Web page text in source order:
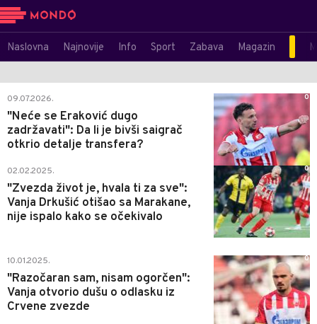
Naslovna Najnovije Info Sport Zabava Magazin
09.07.2026.
"Neće se Eraković dugo
zadržavati": Da li je bivši saigrač
otkrio detalje transfera?
0
02.02.2025.
"Zvezda život je, hvala ti za sve":
Vanja Drkušić otišao sa Marakane,
nije ispalo kako se očekivalo
0
10.01.2025.
"Razočaran sam, nisam ogorčen":
Vanja otvorio dušu o odlasku iz
Crvene zvezde
0